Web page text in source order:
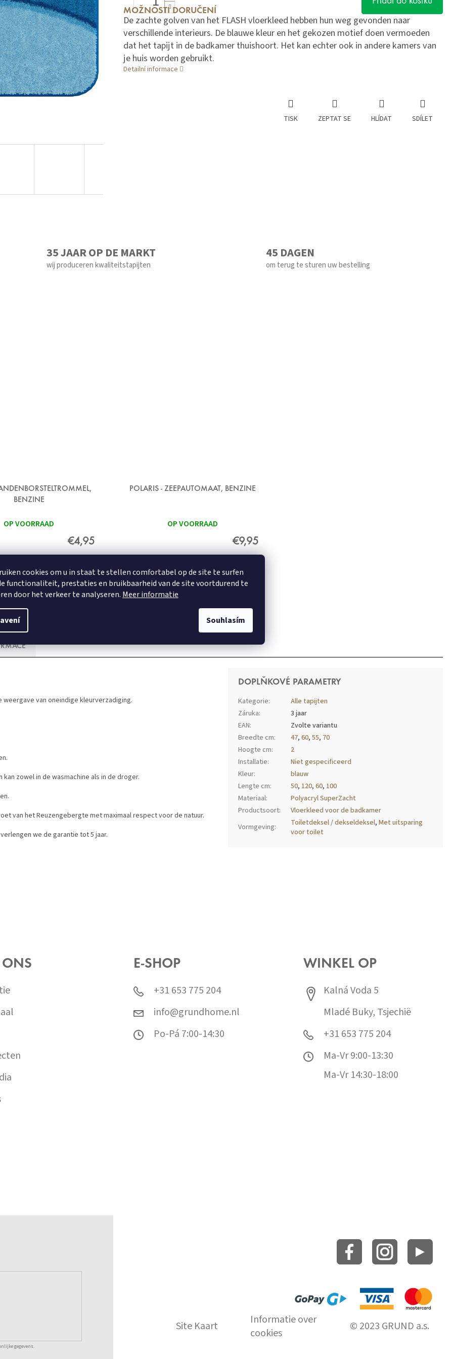
cookies om u in staat te stellen comfortabel op de site te surfen
functionaliteit, prestaties en bruikbaarheid van de site voortdurend te
door het verkeer te analyseren. Meer informatie
Souhlasím
MOŽNOSTI DORUČENÍ
De zachte golven van het FLASH vloerkleed hebben hun weg gevonden naar
verschillende interieurs. De blauwe kleur en het gekozen motief doen vermoeden
dat het tapijt in de badkamer thuishoort. Het kan echter ook in andere kamers van
je huis worden gebruikt.
Detailní informace
TISK ZEPTAT SE HLÍDAT SDÍLET
35 JAAR OP DE MARKT
wij produceren kwaliteitstapijten
45 DAGEN
om terug te sturen uw bestelling
BENZINE
OP VOORRAAD
€4,95
DETAIL
POLARIS - ZEEPAUTOMAAT, BENZINE
OP VOORRAAD
€9,95
DETAIL
weergave van oneindige kleurverzadiging.
zowel in de wasmachine als in de droger.
van het Reuzengebergte met maximaal respect voor de natuur.
we de garantie tot 5 jaar.
DOPLŇKOVÉ PARAMETRY
Kategorie:
Alle tapijten
Záruka:
3 jaar
EAN:
Zvolte variantu
Breedte cm: 47,60,55, 70
Hoogte cm:
2
Installatie:
Niet gespecificeerd
Kleur:
blauw
Lengte cm: 50, 120,60, 100
Materiaal:
Polyacryl SuperZacht
Productsoort:
Vloerkleed voor de badkamer
Vormgeving: Toiletdeksel / dekseldeksel,Met uitsparing
voor toilet
ONS
E-SHOP
+31 653 775 204
info@grundhome.nl
Po-Pá 7:00-14:30
WINKEL OP
Kalná Voda 5
Mladé Buky, Tsjechië
+31 653 775 204
Ma-Vr 9:00-13:30
Ma-Vr 14:30-18:00
gegevens.
Site Kaart
Informatie over
cookies
© 2023 GRUND a.s.